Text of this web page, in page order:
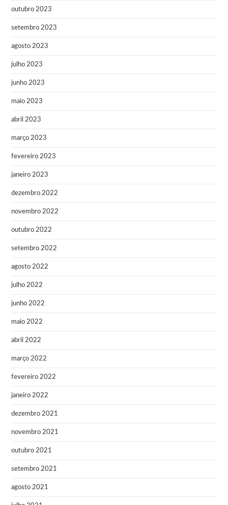
outubro 2023
setembro 2023
agosto 2023
julho 2023
junho 2023
maio 2023
abril 2023
março 2023
fevereiro 2023
janeiro 2023
dezembro 2022
novembro 2022
outubro 2022
setembro 2022
agosto 2022
julho 2022
junho 2022
maio 2022
abril 2022
março 2022
fevereiro 2022
janeiro 2022
dezembro 2021
novembro 2021
outubro 2021
setembro 2021
agosto 2021